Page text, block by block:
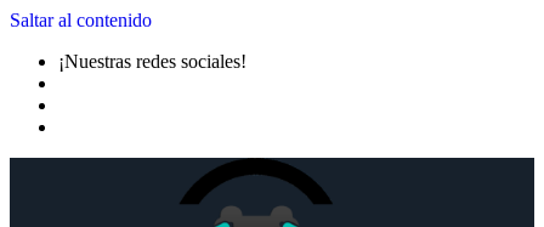
Saltar al contenido
¡Nuestras redes sociales!